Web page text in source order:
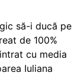
să-i ducă pe
de 100%
cu media
Iuliana